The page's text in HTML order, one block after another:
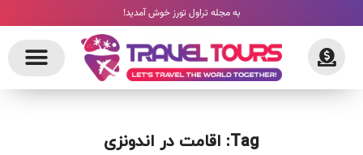
به مجله تراول تورز خوش آمدید!
Tag: اقامت در اندونزی